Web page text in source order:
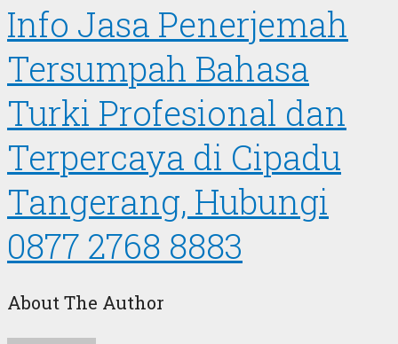
Info Jasa Penerjemah
Tersumpah Bahasa
Turki Profesional dan
Terpercaya di Cipadu
Tangerang, Hubungi
0877 2768 8883
About The Author